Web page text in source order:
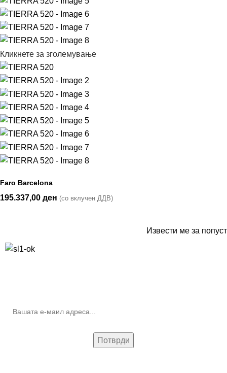
Кликнете за зголемување
Faro Barcelona
195.337,00 ден (со вклучен ДДВ)
Извести ме за попуст